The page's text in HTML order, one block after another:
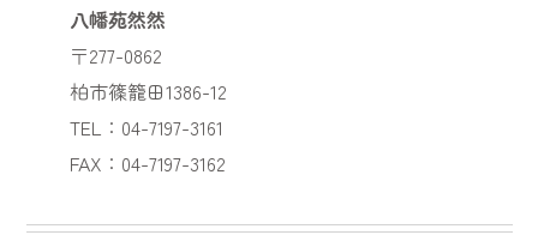
八幡苑然然
〒277-0862
柏市篠籠田1386-12
TEL：04-7197-3161
FAX：04-7197-3162